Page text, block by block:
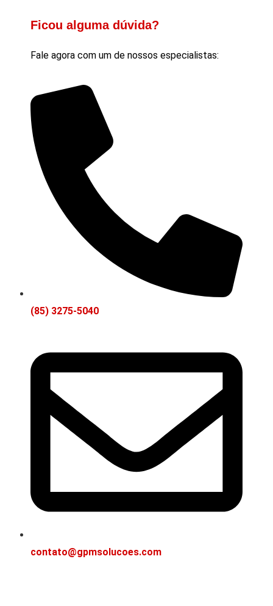
Ficou alguma dúvida?
Fale agora com um de nossos especialistas:
(85) 3275-5040
contato@gpmsolucoes.com